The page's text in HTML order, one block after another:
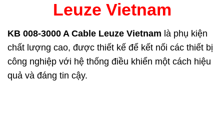
Leuze Vietnam
KB 008-3000 A Cable Leuze Vietnam là phụ kiện
chất lượng cao, được thiết kế để kết nối các thiết bị
công nghiệp với hệ thống điều khiển một cách hiệu
quả và đáng tin cậy.